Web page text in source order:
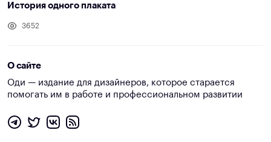
История одного плаката
3652
О сайте
Оди — издание для дизайнеров, которое старается
помогать им в работе и профессиональном развитии